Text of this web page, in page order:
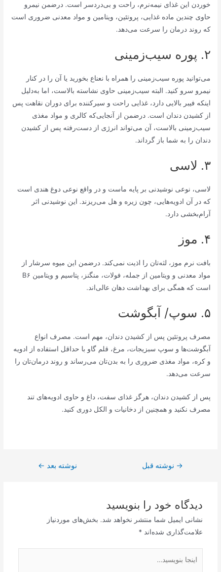
خوردن این غذای نیمه‌نرم، راحت و بی‌دردسر است. درضمن نیمرو
حاوی چندین ماده غذایی، پروتئین، ویتامین و مواد معدنی ضروری است
که روند درمان را سرعت می‌دهد.
۲. پوره سیب‌زمینی
می‌توانید پوره سیب‌زمینی را همراه با نعناع بخورید یا آن را در کنار
نیمرو سرو کنید. البته سیب‌زمینی حاوی نشاسته بالاست، اما به‌دلیل
اینکه فیبر بالایی دارد، غذایی راحت و سیرکننده برای دوران نقاهت پس
از کشیدن دندان است. درضمن از آنجایی‌که کالری و مواد مغذی
سیب‌زمینی بالاست، آن می‌تواند انرژی از دست‌رفته پس از کشیدن
دندان را به شما باز گرداند.
۳. لاسی
لاسی، نوعی نوشیدنی بر پایه ماست و در واقع نوعی دوغ هندی است
که در آن ادویه‌هایی، چون زیره و هل می‌ریزند. این نوشیدنی اثر
آرام‌بخشی دارد.
۴. موز
بافت نرم موز، لثه‌تان را اذیت نمی‌کند. درضمن این میوه سرشار از
مواد معدنی و ویتامین از جمله، فولات، منگنز، پتاسیم و ویتامین B۶
است که همگی برای بهداشت دهان عالی‌اند.
۵. سوپ/ آبگوشت
مصرف پروتئین پس از کشیدن دندان، مهم است. مصرف انواع
آبگوشت‌ها و سوپ سبزیجات، مرغ، قلم گاو با حداقل استفاده از ادویه
و کره، مواد مغذی ضروری را به بدن‌تان می‌رساند و روند درمان‌تان را
سرعت می‌دهد.
پس از کشیدن دندان، هرگز غذای سفت، داغ و حاوی ادویه‌های تند
مصرف نکنید و همچنین از دخانیات و الکل دوری کنید.
راهبری
→ نوشته قبل نوشته بعد ←
دیدگاه‌ خود را بنویسید
نشانی ایمیل شما منتشر نخواهد شد. بخش‌های موردنیاز
علامت‌گذاری شده‌اند *
بنویسید…